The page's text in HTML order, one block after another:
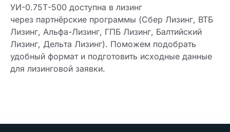
УИ-0.75Т-500 доступна в лизинг
через партнёрские программы (Сбер Лизинг, ВТБ
Лизинг, Альфа-Лизинг, ГПБ Лизинг, Балтийский
Лизинг, Дельта Лизинг). Поможем подобрать
удобный формат и подготовить исходные данные
для лизинговой заявки.